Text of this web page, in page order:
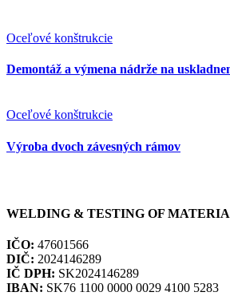
Oceľové konštrukcie
Demontáž a výmena nádrže na
Oceľové konštrukcie
Výroba dvoch závesných rámov
WELDING & TESTING OF
IČO: 47601566
DIČ: 2024146289
IČ DPH: SK2024146289
IBAN: SK76 1100 0000 0029 4100 5283